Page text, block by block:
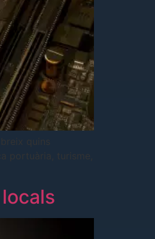
quins
portuària, turisme,